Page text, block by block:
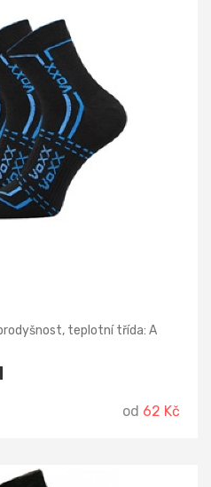
teplotní třída: A
od 62 Kč